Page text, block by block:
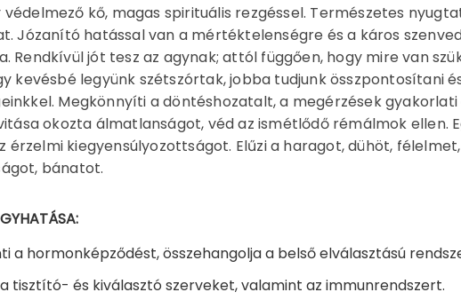
védelmező kő, magas spirituális rezgéssel. Természetes
Józanító hatással van a mértéktelenségre és a káros
Rendkívül jót tesz az agynak; attól függően, hogy mire van
kevésbé legyünk szétszórtak, jobba tudjunk összpontosítani
Megkönnyíti a döntéshozatalt, a megérzések
okozta álmatlanságot, véd az ismétlődő rémálmok ellen.
érzelmi kiegyensúlyozottságot. Elűzi a haragot, dühöt,
bánatot.
a hormonképződést, összehangolja a belső elválasztású
tisztító- és kiválasztó szerveket, valamint az immunrendszert.